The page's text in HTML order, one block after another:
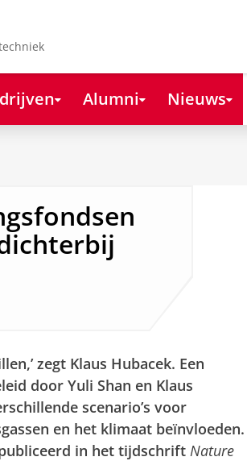
Alumni Nieuws
zegt Klaus Hubacek. Een
door Yuli Shan en Klaus
scenario’s voor
en het klimaat beïnvloeden.
in het tijdschrift Nature